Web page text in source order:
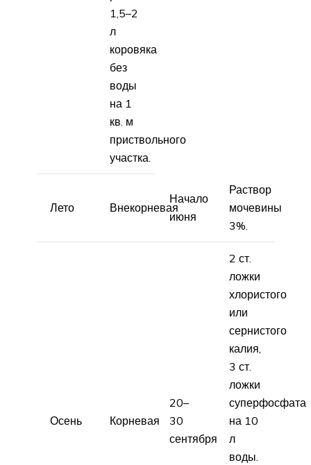
1,5–2
л
коровяка
без
воды
на 1
кв. м
приствольного
участка.
Лето Внекорневая
Начало
июня
Раствор
мочевины
3%.
Осень Корневая
20–
30
сентября
2 ст.
ложки
хлористого
или
сернистого
калия,
3 ст.
ложки
суперфосфата
на 10
л
воды.